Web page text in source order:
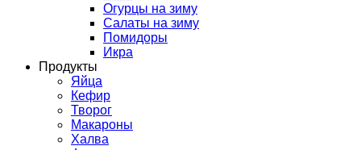
Огурцы на зиму
Салаты на зиму
Помидоры
Икра
Продукты
Яйца
Кефир
Творог
Макароны
Халва